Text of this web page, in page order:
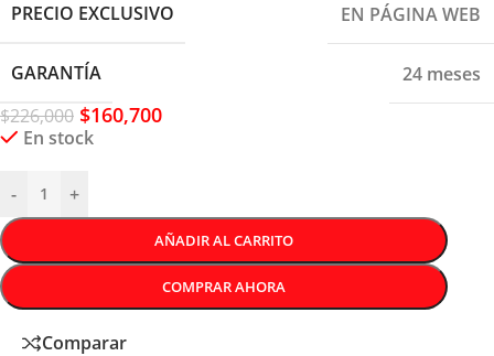
PRECIO EXCLUSIVO EN PÁGINA WEB
GARANTÍA
24 meses
$226,000 $160,700
En stock
- +
AÑADIR AL CARRITO
COMPRAR AHORA
Comparar